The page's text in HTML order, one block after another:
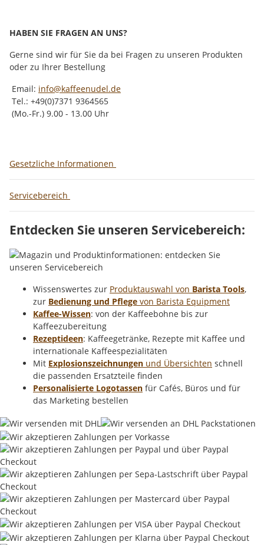
HABEN SIE FRAGEN AN UNS?
Gerne sind wir für Sie da bei Fragen zu unseren Produkten
oder zu Ihrer Bestellung
Email: info@kaffeenudel.de
Tel.: +49(0)7371 9364565
(Mo.-Fr.) 9.00 - 13.00 Uhr
Gesetzliche Informationen
Servicebereich
Entdecken Sie unseren Servicebereich:
Wissenswertes zur Produktauswahl von Barista Tools,
zur Bedienung und Pflege von Barista Equipment
Kaffee-Wissen: von der Kaffeebohne bis zur
Kaffeezubereitung
Rezeptideen: Kaffeegetränke, Rezepte mit Kaffee und
internationale Kaffeespezialitäten
Mit Explosionszeichnungen und Übersichten schnell
die passenden Ersatzteile finden
Personalisierte Logotassen für Cafés, Büros und für
das Marketing bestellen